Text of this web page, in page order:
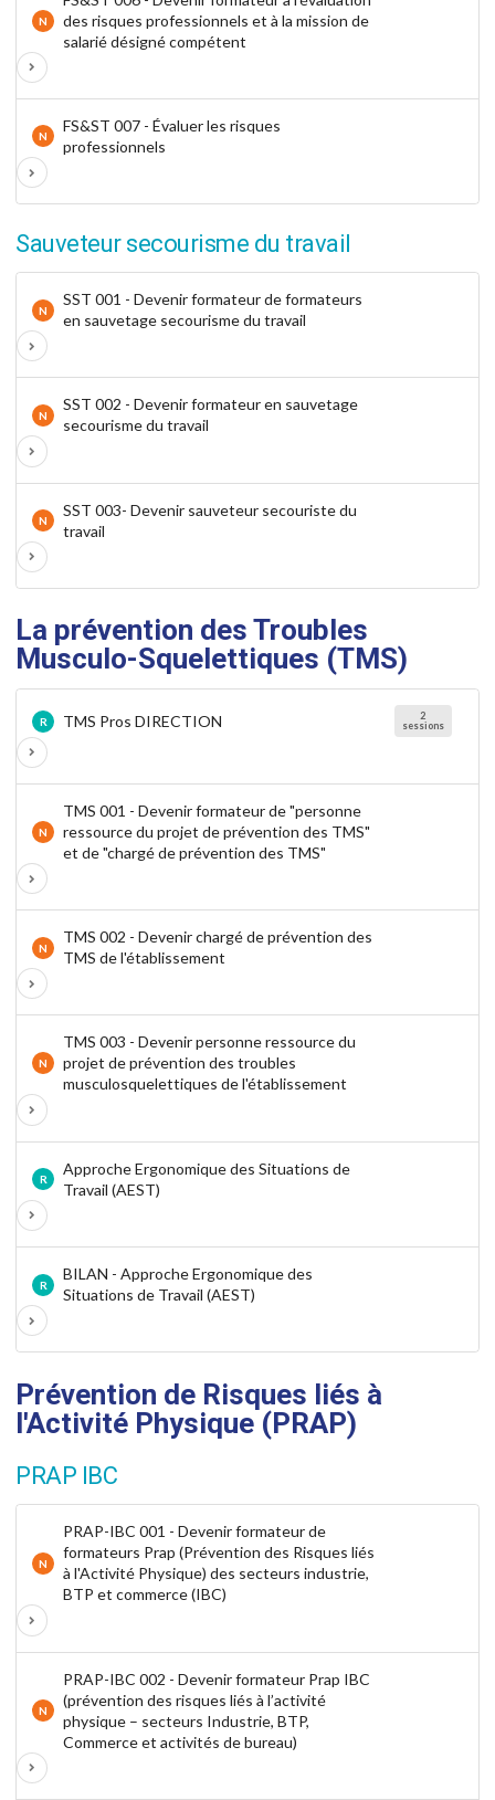
N
des risques professionnels et à la mission de
salarié désigné compétent
N
FS&ST 007 - Évaluer les risques
professionnels
Sauveteur secourisme du travail
N
SST 001 - Devenir formateur de formateurs
en sauvetage secourisme du travail
N
SST 002 - Devenir formateur en sauvetage
secourisme du travail
N
SST 003- Devenir sauveteur secouriste du
travail
La prévention des Troubles
Musculo-Squelettiques (TMS)
R TMS Pros DIRECTION
2
sessions
N
TMS 001 - Devenir formateur de "personne
ressource du projet de prévention des TMS"
et de "chargé de prévention des TMS"
N
TMS 002 - Devenir chargé de prévention des
TMS de l'établissement
N
TMS 003 - Devenir personne ressource du
projet de prévention des troubles
musculosquelettiques de l'établissement
R
Approche Ergonomique des Situations de
Travail (AEST)
R
BILAN - Approche Ergonomique des
Situations de Travail (AEST)
Prévention de Risques liés à
l'Activité Physique (PRAP)
PRAP IBC
N
PRAP-IBC 001 - Devenir formateur de
formateurs Prap (Prévention des Risques liés
à l'Activité Physique) des secteurs industrie,
BTP et commerce (IBC)
N
PRAP-IBC 002 - Devenir formateur Prap IBC
(prévention des risques liés à l’activité
physique – secteurs Industrie, BTP,
Commerce et activités de bureau)